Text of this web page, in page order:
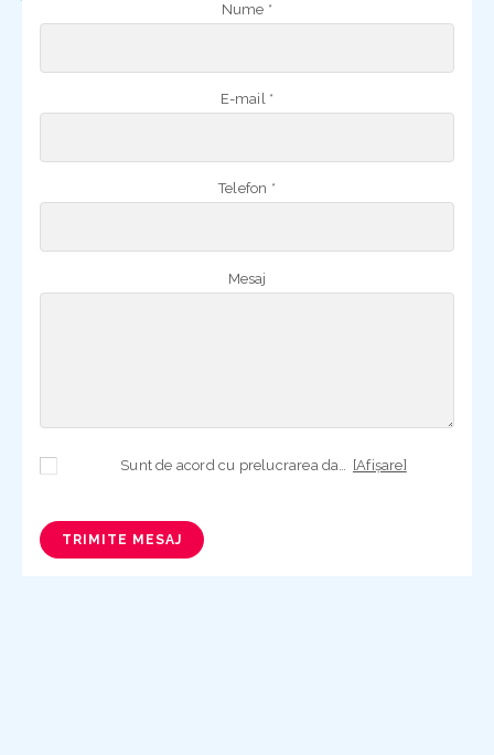
Nume *
E-mail *
Telefon *
Mesaj
[Afișare]
TRIMITE MESAJ